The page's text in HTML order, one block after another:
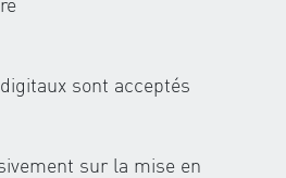
sont acceptés
sur la mise en